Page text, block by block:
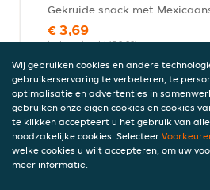
Gekruide snack met
€ 3,69
incl. statiegeld (€ 0,00)
Kroket
Krokante kroket met ragout
€ 2,99
incl. statiegeld (€ 0,00)
Wij gebruiken cookies en andere
gebruikerservaring te verbeteren, te
optimalisatie en advertenties in
gebruiken onze eigen cookies en cookies
te klikken accepteert u het gebruik van
noodzakelijke cookies. Selecteer
welke cookies u wilt accepteren, om uw
meer informatie.